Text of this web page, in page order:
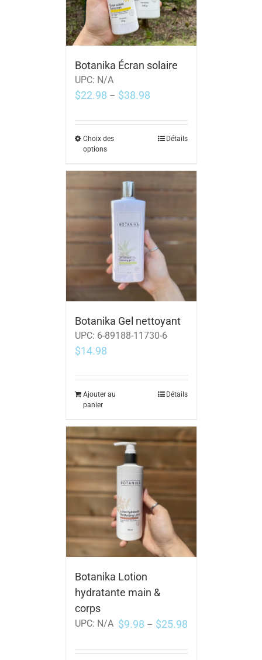
Botanika Écran solaire
UPC: N/A
$22.98 – $38.98
Choix des
options
Détails
Botanika Gel nettoyant
UPC: 6-89188-11730-6
$14.98
Ajouter au
panier
Détails
Botanika Lotion
hydratante main &
corps
UPC: N/A $9.98 – $25.98